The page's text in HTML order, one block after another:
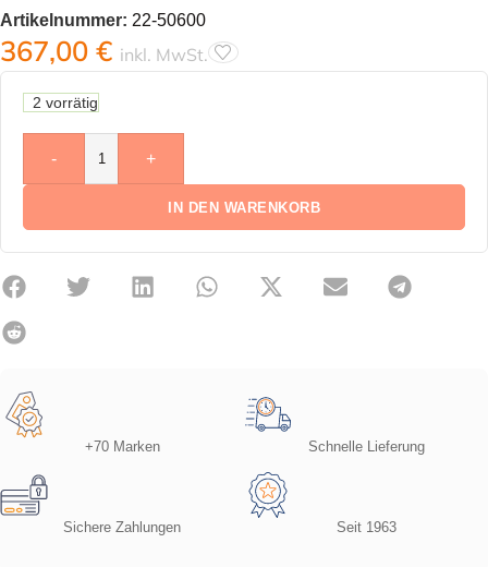
Artikelnummer: 22-50600
367,00 € inkl. MwSt.
2 vorrätig
- +
IN DEN WARENKORB
+70 Marken Schnelle Lieferung
Sichere Zahlungen Seit 1963